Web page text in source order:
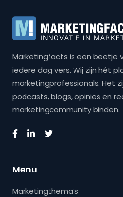
Marketingfacts is een beetje
iedere dag vers. Wij zijn hét
marketingprofessionals. Het
podcasts, blogs, opinies en
marketingcommunity binden.
Menu
Marketingthema’s